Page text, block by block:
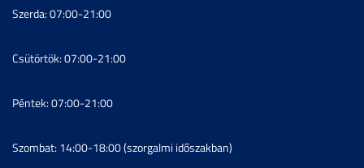
Szerda: 07:00-21:00
Csütörtök: 07:00-21:00
Péntek: 07:00-21:00
Szombat: 14:00-18:00 (szorgalmi időszakban)